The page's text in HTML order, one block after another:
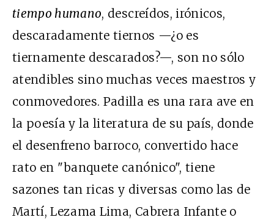
tiempo humano, descreídos, irónicos,
descaradamente tiernos —¿o es
tiernamente descarados?—, son no sólo
atendibles sino muchas veces maestros y
conmovedores. Padilla es una rara ave en
la poesía y la literatura de su país, donde
el desenfreno barroco, convertido hace
rato en "banquete canónico", tiene
sazones tan ricas y diversas como las de
Martí, Lezama Lima, Cabrera Infante o